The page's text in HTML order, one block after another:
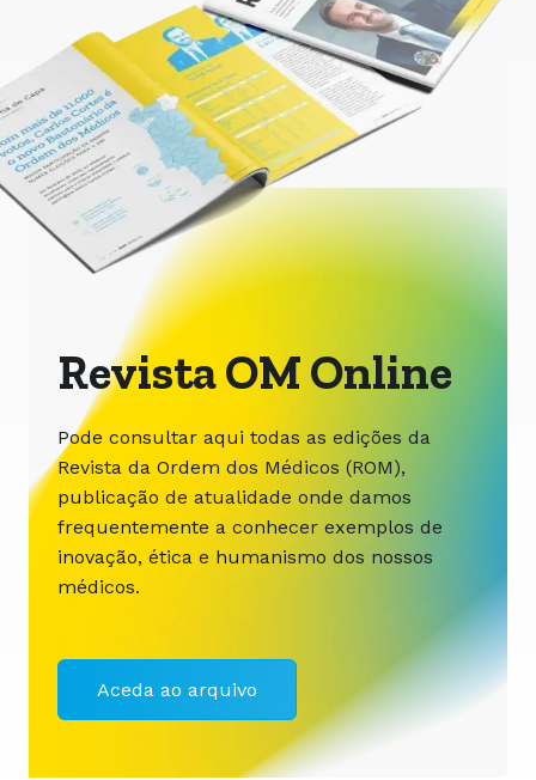
Revista OM Online
Pode consultar aqui todas as edições da
Revista da Ordem dos Médicos (ROM),
publicação de atualidade onde damos
frequentemente a conhecer exemplos de
inovação, ética e humanismo dos nossos
médicos.
Aceda ao arquivo